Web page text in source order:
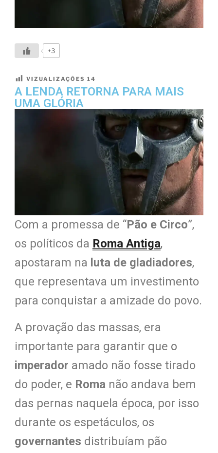
+3
VIZUALIZAÇÕES 14
A LENDA RETORNA PARA MAIS
UMA GLÓRIA
Com a promessa de “Pão e Circo”,
os políticos da Roma Antiga,
apostaram na luta de gladiadores,
que representava um investimento
para conquistar a amizade do povo.
A provação das massas, era
importante para garantir que o
imperador amado não fosse tirado
do poder, e Roma não andava bem
das pernas naquela época, por isso
durante os espetáculos, os
governantes distribuíam pão